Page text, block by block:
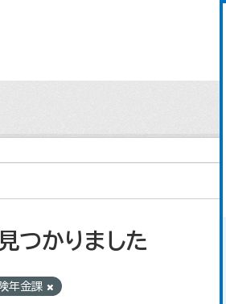
つかりました
年金課